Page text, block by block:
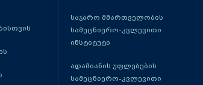
საჯარო მმართველობის
სამეცნიერო-კვლევითი
ინსტიტუტი
ადამიანის უფლებების
სამეცნიერო-კვლევითი